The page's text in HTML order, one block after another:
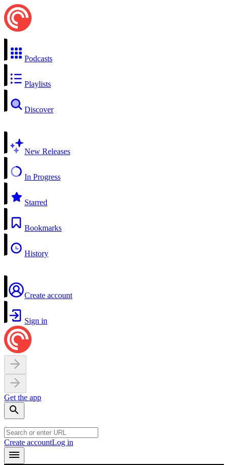
Podcasts
Playlists
Discover
New Releases
In Progress
Starred
Bookmarks
History
Create account
Sign in
Get the app
Create accountLog in